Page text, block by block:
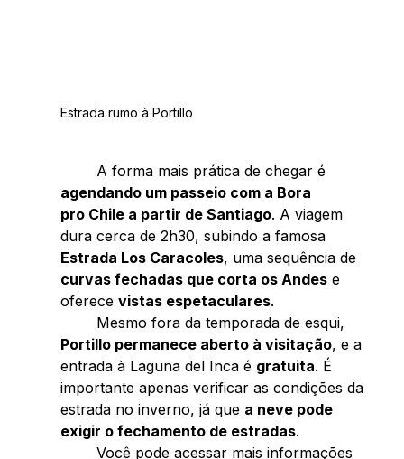
Estrada rumo à Portillo
	A forma mais prática de chegar é
agendando um passeio com a Bora
pro Chile a partir de Santiago. A viagem
dura cerca de 2h30, subindo a famosa
Estrada Los Caracoles, uma sequência de
curvas fechadas que corta os Andes e
oferece vistas espetaculares.
	Mesmo fora da temporada de esqui,
Portillo permanece aberto à visitação, e a
entrada à Laguna del Inca é gratuita. É
importante apenas verificar as condições da
estrada no inverno, já que a neve pode
exigir o fechamento de estradas.